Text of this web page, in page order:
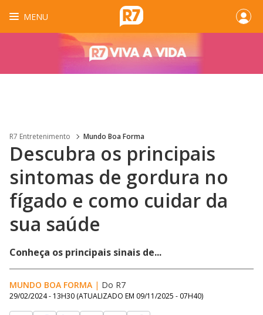
MENU
R7 Entretenimento Mundo Boa Forma
Descubra os principais
sintomas de gordura no
fígado e como cuidar da
sua saúde
Conheça os principais sinais de...
MUNDO BOA FORMA | Do R7
29/02/2024 - 13H30 (ATUALIZADO EM 09/11/2025 - 07H40)